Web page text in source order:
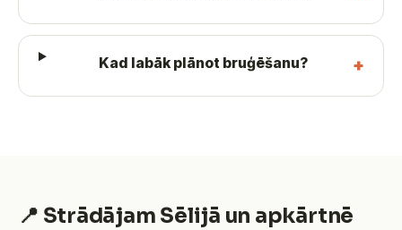
Kad labāk plānot bruģēšanu?
📍 Strādājam Sēlijā un apkārtnē